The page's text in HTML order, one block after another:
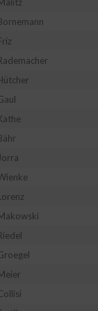
Jorra
von Inhalten
oder